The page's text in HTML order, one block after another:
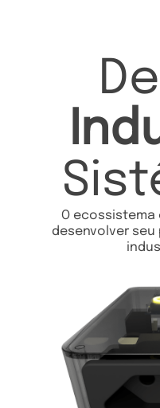
O ecossistema
desenvolver